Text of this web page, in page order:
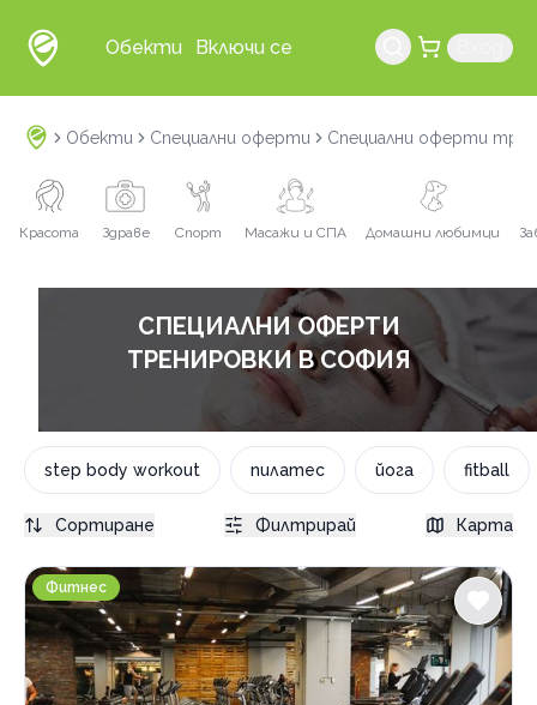
Обекти Включи се
Обекти Специални оферти Специални оферти
Красота Здраве Спорт Масажи и СПА Домашни любимци
СПЕЦИАЛНИ ОФЕРТИ
ТРЕНИРОВКИ В СОФИЯ
step body workout пилатес йога fitball
Атлетик Дианабад
Фитнес
Сортиране Филтрирай Карта
Специални оферти тренировки
combat тренировка
dance step
fitball